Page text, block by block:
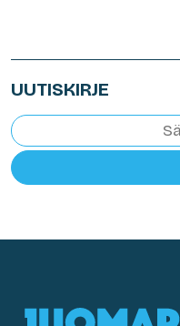
UUTISKIRJE